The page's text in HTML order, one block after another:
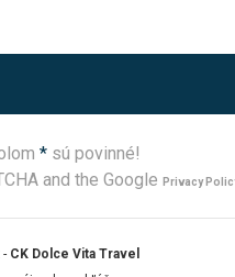
* sú povinné!
and the Google
Privacy
- CK Dolce Vita Travel